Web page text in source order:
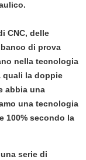
CNC, delle
di prova
nella tecnologia
quali la doppie
abbia una
una tecnologia
100% secondo la
serie di